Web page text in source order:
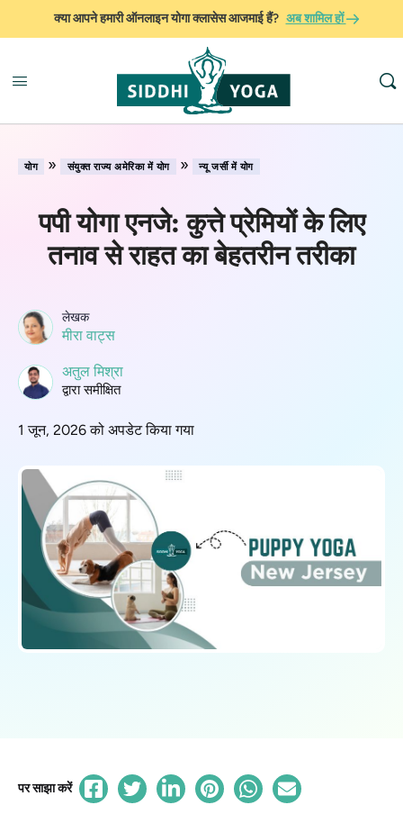
क्या आपने हमारी ऑनलाइन योगा क्लासेस आजमाई हैं? अब शामिल हों
योग » संयुक्त राज्य अमेरिका में योग » न्यू जर्सी में योग
पपी योगा एनजे: कुत्ते प्रेमियों के लिए
तनाव से राहत का बेहतरीन तरीका
लेखक
मीरा वाट्स
अतुल मिश्रा
द्वारा समीक्षित
1 जून, 2026 को अपडेट किया गया
पर साझा करें